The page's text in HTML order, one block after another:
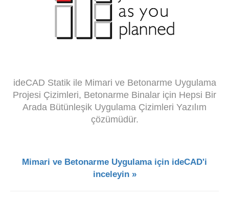
ideCAD Statik ile Mimari ve Betonarme Uygulama
Projesi Çizimleri, Betonarme Binalar için Hepsi Bir
Arada Bütünleşik Uygulama Çizimleri Yazılım
çözümüdür.
Mimari ve Betonarme Uygulama için ideCAD'i
inceleyin »